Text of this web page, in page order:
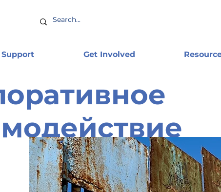
Support Get Involved